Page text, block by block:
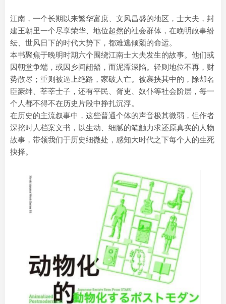
江南，一个长期以来繁华富庶、文风昌盛的地区，士大夫，封
建王朝里一个尽享荣华、地位超然的社会群体，在晚明政事纷
纭、世风日下的时代大势下，都难逃倾颓的命运。
本书聚焦于晚明时期六个围绕江南士大夫发生的故事。他们或
因朝堂争端，或因乡间龃龉，而泥潭深陷。轻则地位不再，财
势散尽；重则被逼上绝路，家破人亡。被裹挟其中的，除却名
臣豪绅、莘莘士子，还有平民、胥吏、奴仆等社会阶层，每一
个人都不得不在历史片段中挣扎沉浮。
在历史的主流叙事中，这些普通个体的声音极其微弱，但作者
深挖时人档案文书，以生动、细腻的笔触力求还原真实的人物
故事，带领我们于历史细微处，感知大时代之下每个人的生死
抉择。